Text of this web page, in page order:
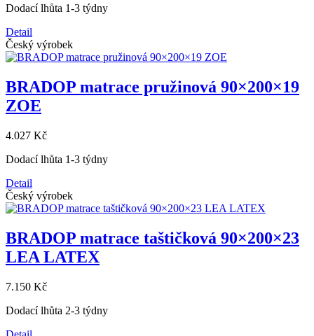
Dodací lhůta 1-3 týdny
Detail
Český výrobek
BRADOP matrace pružinová 90×200×19
ZOE
4.027 Kč
Dodací lhůta 1-3 týdny
Detail
Český výrobek
BRADOP matrace taštičková 90×200×23
LEA LATEX
7.150 Kč
Dodací lhůta 2-3 týdny